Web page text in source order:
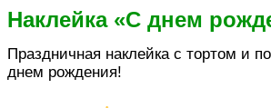
Наклейка «С днем
Праздничная наклейка с тортом и
днем рождения!